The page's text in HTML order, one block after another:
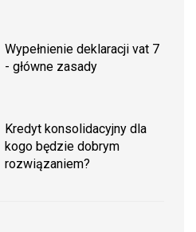
Wypełnienie deklaracji vat 7
- główne zasady
Kredyt konsolidacyjny dla
kogo będzie dobrym
rozwiązaniem?